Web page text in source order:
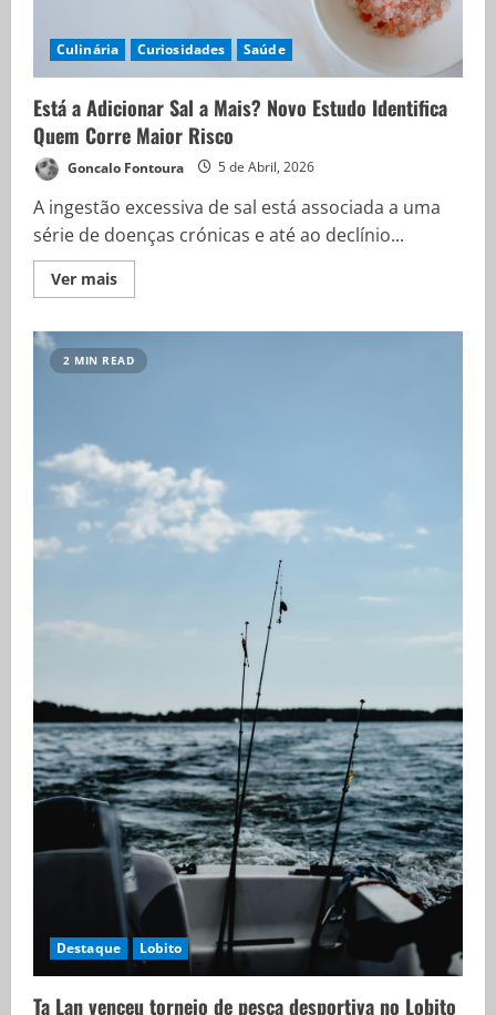
Culinária Curiosidades Saúde
Está a Adicionar Sal a Mais? Novo Estudo Identifica
Quem Corre Maior Risco
Goncalo Fontoura 5 de Abril, 2026
A ingestão excessiva de sal está associada a uma
série de doenças crónicas e até ao declínio...
Ver mais
2 MIN READ
Destaque Lobito
Ta Lan venceu torneio de pesca desportiva no Lobito